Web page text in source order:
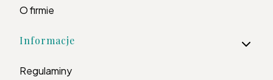
O firmie
Informacje
Regulaminy